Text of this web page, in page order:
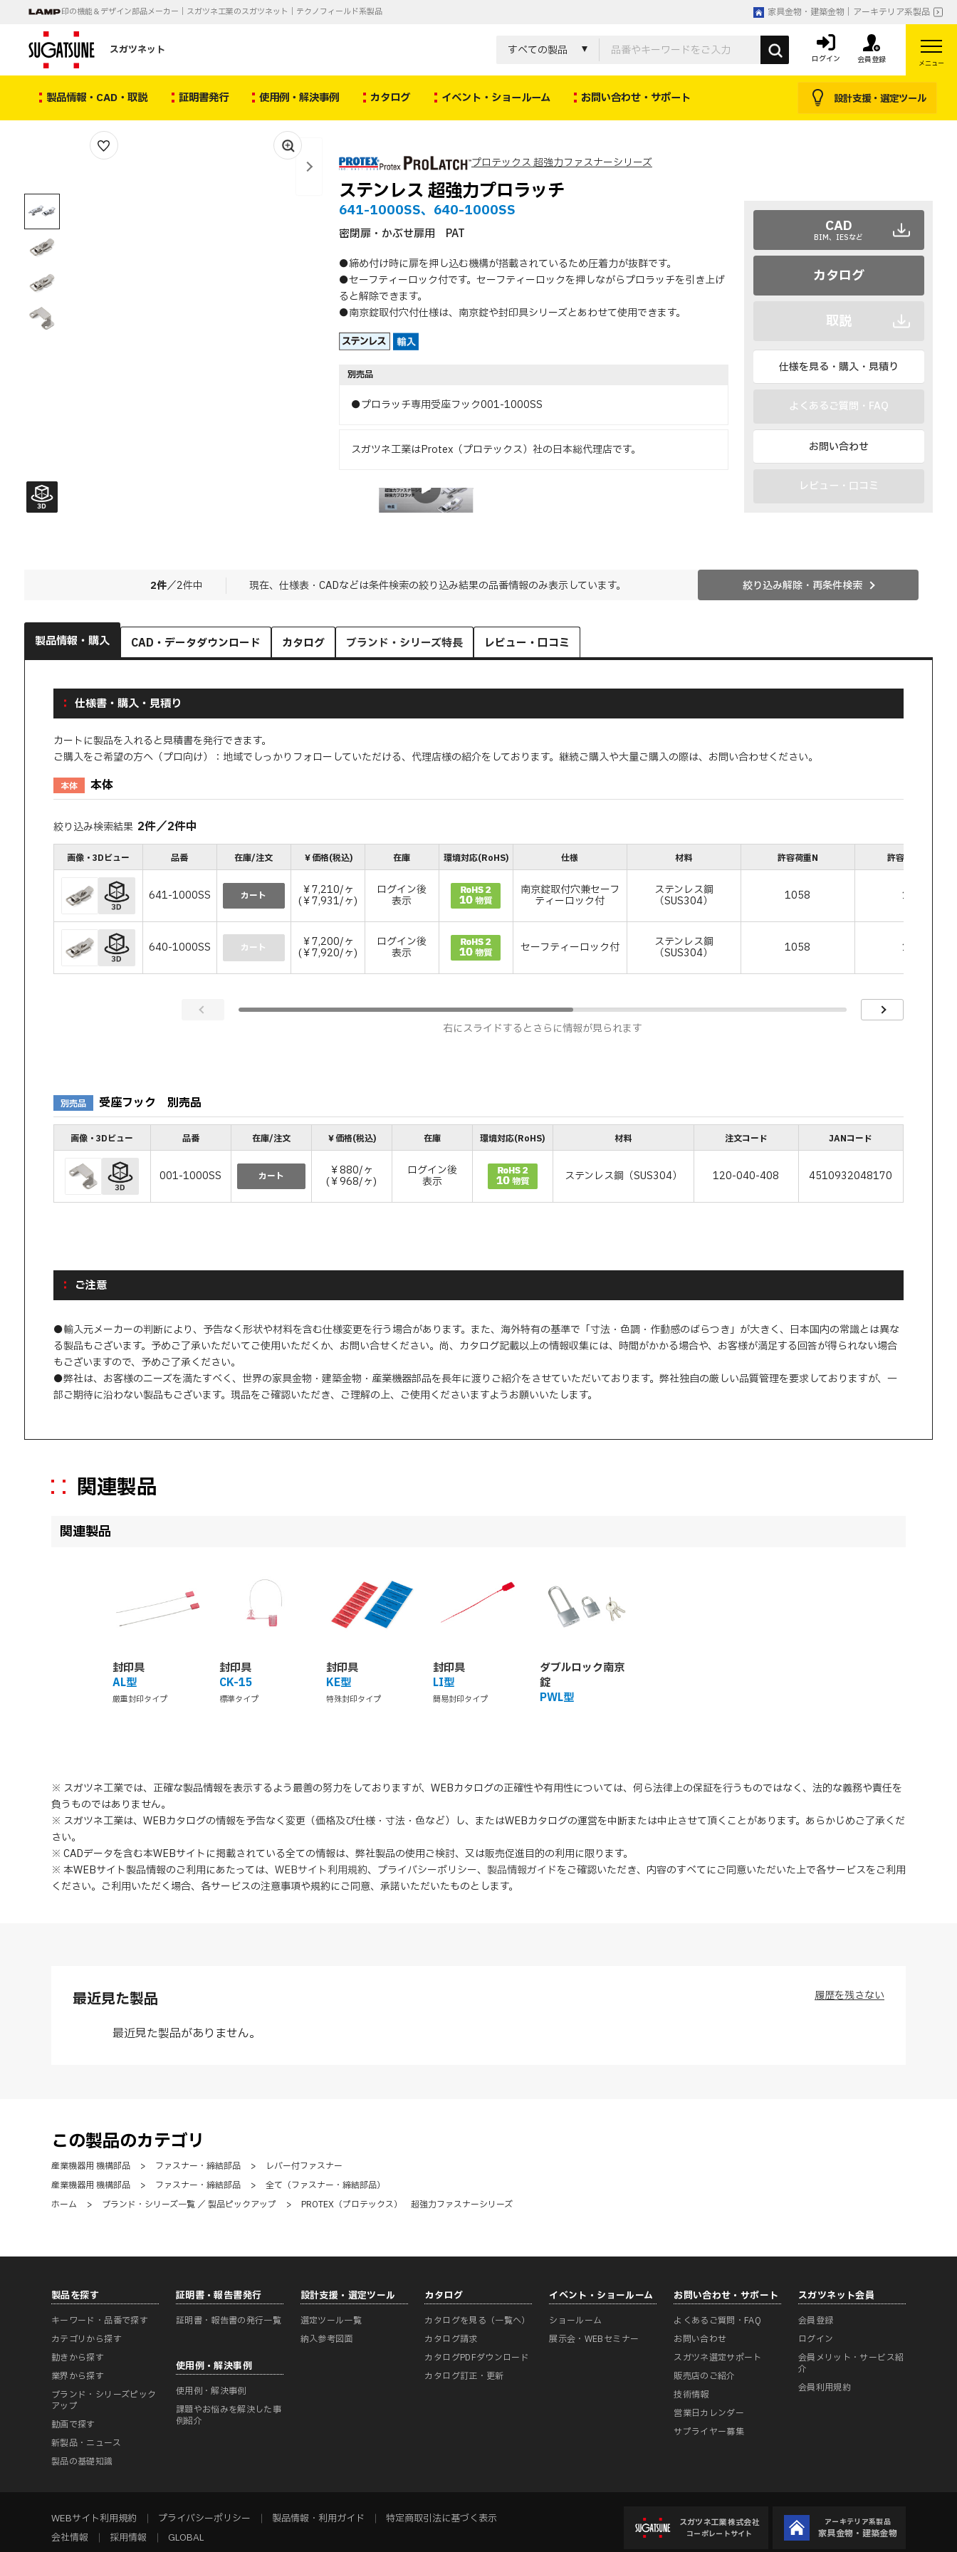
印の機能＆デザイン部品メーカー｜スガツネ工業のスガツネット｜テクノフィールド系製品 家具金物・建築金物｜アーキテリア系製品
スガツネット すべての製品
ログイン 会員登録 メニュー
製品情報・CAD・取説 証明書発行 使用例・解決事例 カタログ イベント・ショールーム お問い合わせ・サポート 設計支援・選定ツール
プロテックス 超強力ファスナーシリーズ
ステンレス 超強力プロラッチ
641-1000SS、640-1000SS
密閉扉・かぶせ扉用 PAT
●締め付け時に扉を押し込む機構が搭載されているため圧着力が抜群です。
●セーフティーロック付です。セーフティーロックを押しながらプロラッチを引き上げ
ると解除できます。
●南京錠取付穴付仕様は、南京錠や封印具シリーズとあわせて使用できます。
別売品
●プロラッチ専用受座フック001-1000SS
スガツネ工業はProtex（プロテックス）社の日本総代理店です。
特長
CAD
BIM、IESなど
カタログ
取説
仕様を見る・購入・見積り
よくあるご質問・FAQ
お問い合わせ
レビュー・口コミ
2件／2件中 現在、仕様表・CADなどは条件検索の絞り込み結果の品番情報のみ表示しています。 絞り込み解除・再条件検索
製品情報・購入 CAD・データダウンロード カタログ ブランド・シリーズ特長 レビュー・口コミ
仕様書・購入・見積り
カートに製品を入れると見積書を発行できます。
ご購入をご希望の方へ（プロ向け）：地域でしっかりフォローしていただける、代理店様の紹介をしております。継続ご購入や大量ご購入の際は、お問い合わせください。
本体 本体
絞り込み検索結果 2件／2件中
画像・3Dビュー 品番 在庫/注文 ￥価格(税込) 在庫 環境対応(RoHS) 仕様 材料 許容荷重N 許容荷重kgf
641-1000SS カート ￥7,210/ヶ
(￥7,931/ヶ)
ログイン後
表示
南京錠取付穴兼セーフ
ティーロック付
ステンレス鋼
（SUS304） 1058 108
640-1000SS カート ￥7,200/ヶ
(￥7,920/ヶ)
ログイン後
表示 セーフティーロック付 ステンレス鋼
（SUS304） 1058 108
右にスライドするとさらに情報が見られます
別売品 受座フック 別売品
画像・3Dビュー 品番 在庫/注文 ￥価格(税込) 在庫 環境対応(RoHS) 材料 注文コード JANコード
001-1000SS カート ￥880/ヶ
(￥968/ヶ)
ログイン後
表示 ステンレス鋼（SUS304） 120-040-408 4510932048170
ご注意
●輸入元メーカーの判断により、予告なく形状や材料を含む仕様変更を行う場合があります。また、海外特有の基準で「寸法・色調・作動感のばらつき」が大きく、日本国内の常識とは異な
る製品もございます。予めご了承いただいてご使用いただくか、お問い合せください。尚、カタログ記載以上の情報収集には、時間がかかる場合や、お客様が満足する回答が得られない場合
もございますので、予めご了承ください。
●弊社は、お客様のニーズを満たすべく、世界の家具金物・建築金物・産業機器部品を長年に渡りご紹介をさせていただいております。弊社独自の厳しい品質管理を要求しておりますが、一
部ご期待に沿わない製品もございます。現品をご確認いただき、ご理解の上、ご使用くださいますようお願いいたします。
関連製品
関連製品
封印具
AL型
厳重封印タイプ
封印具
CK-15
標準タイプ
封印具
KE型
特殊封印タイプ
封印具
LI型
簡易封印タイプ
ダブルロック南京
錠
PWL型
※ スガツネ工業では、正確な製品情報を表示するよう最善の努力をしておりますが、WEBカタログの正確性や有用性については、何ら法律上の保証を行うものではなく、法的な義務や責任を
負うものではありません。
※ スガツネ工業は、WEBカタログの情報を予告なく変更（価格及び仕様・寸法・色など）し、またはWEBカタログの運営を中断または中止させて頂くことがあります。あらかじめご了承くだ
さい。
※ CADデータを含む本WEBサイトに掲載されている全ての情報は、弊社製品の使用ご検討、又は販売促進目的の利用に限ります。
※ 本WEBサイト製品情報のご利用にあたっては、 WEBサイト利用規約、 プライバシーポリシー、 製品情報ガイドをご確認いただき、内容のすべてにご同意いただいた上で各サービスをご利用
ください。ご利用いただく場合、各サービスの注意事項や規約にご同意、 承諾いただいたものとします。
最近見た製品
最近見た製品がありません。
履歴を残さない
この製品のカテゴリ
産業機器用 機構部品 > ファスナー・締結部品 >
レバー付ファスナー
産業機器用 機構部品
> ファスナー・締結部品 >
全て（ファスナー・締結部品）
ホーム
> ブランド・シリーズ一覧 ／ 製品ピックアップ > PROTEX（プロテックス） 超強力ファスナーシリーズ
製品を探す
キーワード・品番で探す
カテゴリから探す
動きから探す
業界から探す
ブランド・シリーズピック
アップ
動画で探す
新製品・ニュース
製品の基礎知識
証明書・報告書発行
証明書・報告書の発行一覧
使用例・解決事例
使用例・解決事例
課題やお悩みを解決した事
例紹介
設計支援・選定ツール
選定ツール一覧
納入参考図面
カタログ
カタログを見る（一覧へ）
カタログ請求
カタログPDFダウンロード
カタログ訂正・更新
イベント・ショールーム
ショールーム
展示会・WEBセミナー
お問い合わせ・サポート
よくあるご質問・FAQ
お問い合わせ
スガツネ選定サポート
販売店のご紹介
技術情報
営業日カレンダー
サプライヤー募集
スガツネット会員
会員登録
ログイン
会員メリット・サービス紹
介
会員利用規約
WEBサイト利用規約 プライバシーポリシー 製品情報・利用ガイド
特定商取引法に基づく表示
会社情報
採用情報 GLOBAL
スガツネ工業株式会社
コーポレートサイト
アーキテリア系製品
家具金物・建築金物